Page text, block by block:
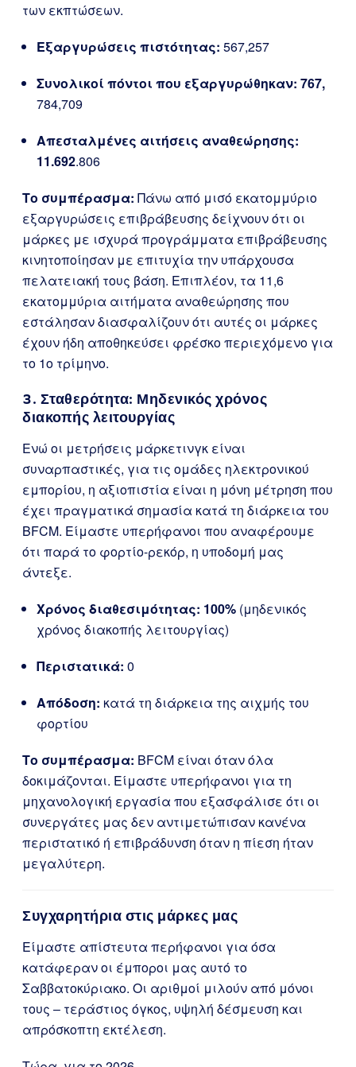
των εκπτώσεων.
Εξαργυρώσεις πιστότητας: 567,257
Συνολικοί πόντοι που εξαργυρώθηκαν: 767,
784,709
Απεσταλμένες αιτήσεις αναθεώρησης:
11.692.806
Το συμπέρασμα: Πάνω από μισό εκατομμύριο
εξαργυρώσεις επιβράβευσης δείχνουν ότι οι
μάρκες με ισχυρά προγράμματα επιβράβευσης
κινητοποίησαν με επιτυχία την υπάρχουσα
πελατειακή τους βάση. Επιπλέον, τα 11,6
εκατομμύρια αιτήματα αναθεώρησης που
εστάλησαν διασφαλίζουν ότι αυτές οι μάρκες
έχουν ήδη αποθηκεύσει φρέσκο περιεχόμενο για
το 1ο τρίμηνο.
3. Σταθερότητα: Μηδενικός χρόνος
διακοπής λειτουργίας
Ενώ οι μετρήσεις μάρκετινγκ είναι
συναρπαστικές, για τις ομάδες ηλεκτρονικού
εμπορίου, η αξιοπιστία είναι η μόνη μέτρηση που
έχει πραγματικά σημασία κατά τη διάρκεια του
BFCM. Είμαστε υπερήφανοι που αναφέρουμε
ότι παρά το φορτίο-ρεκόρ, η υποδομή μας
άντεξε.
Χρόνος διαθεσιμότητας: 100% (μηδενικός
χρόνος διακοπής λειτουργίας)
Περιστατικά: 0
Απόδοση: κατά τη διάρκεια της αιχμής του
φορτίου
Το συμπέρασμα: BFCM είναι όταν όλα
δοκιμάζονται. Είμαστε υπερήφανοι για τη
μηχανολογική εργασία που εξασφάλισε ότι οι
συνεργάτες μας δεν αντιμετώπισαν κανένα
περιστατικό ή επιβράδυνση όταν η πίεση ήταν
μεγαλύτερη.
Συγχαρητήρια στις μάρκες μας
Είμαστε απίστευτα περήφανοι για όσα
κατάφεραν οι έμποροι μας αυτό το
Σαββατοκύριακο. Οι αριθμοί μιλούν από μόνοι
τους – τεράστιος όγκος, υψηλή δέσμευση και
απρόσκοπτη εκτέλεση.